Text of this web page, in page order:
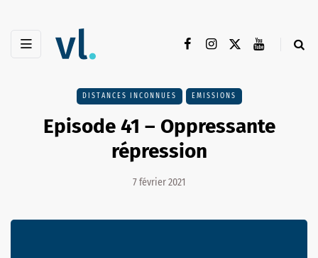
DISTANCES INCONNUES EMISSIONS
Episode 41 – Oppressante
répression
7 février 2021